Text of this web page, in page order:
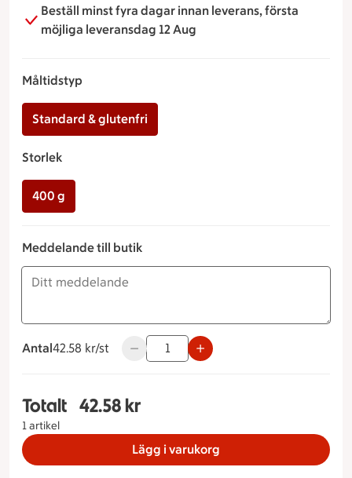
Beställ minst fyra dagar innan leverans, första
möjliga leveransdag 12 Aug
Måltidstyp
Standard & glutenfri
Storlek
400 g
Meddelande till butik
Antal
42.58 kronor styck
42.58 kr/st Använd knapparna för att minska
Totalt
1 artikel
Totalt 1 stycken Coleslaw Måltidstyp Standard
42.58 kr
Lägg i varukorg